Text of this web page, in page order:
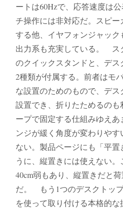
ートは60Hzで、応答速度は
チ操作には非対応だ。スピ
する他、イヤフォンジャッ
出力系も充実している。 ス
のクイックスタンドと、デ
2種類が付属する。前者はモ
な設置のためのもので、デ
設置でき、折りたためるの
ープで固定する仕組みゆえ
ンジが緩く角度が変わりや
ない。製品ページにも「平
うに、縦置きには使えない
40cm弱もあり、縦置きだと
だ。 もう1つのデスクトッ
を使って取り付ける本格的